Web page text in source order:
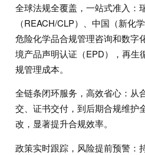
全球法规全覆盖，一站式准入：
（REACH/CLP）、中国（新
危险化学品合规管理咨询和数字
境产品声明认证（EPD），再生
规管理成本。
全链条闭环服务，高效省心：从
交、证书交付，到后期合规维护
改，显著提升合规效率。
政策实时跟踪，风险提前预警：